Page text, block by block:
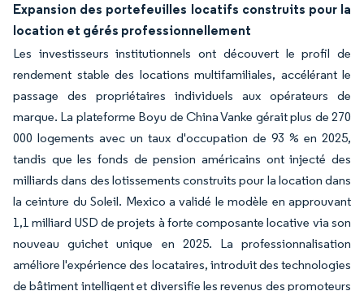
Expansion des portefeuilles locatifs construits pour la
location et gérés professionnellement
Les investisseurs institutionnels ont découvert le profil de
rendement stable des locations multifamiliales, accélérant le
passage des propriétaires individuels aux opérateurs de
marque. La plateforme Boyu de China Vanke gérait plus de 270
000 logements avec un taux d'occupation de 93 % en 2025,
tandis que les fonds de pension américains ont injecté des
milliards dans des lotissements construits pour la location dans
la ceinture du Soleil. Mexico a validé le modèle en approuvant
1,1 milliard USD de projets à forte composante locative via son
nouveau guichet unique en 2025. La professionnalisation
améliore l'expérience des locataires, introduit des technologies
de bâtiment intelligent et diversifie les revenus des promoteurs